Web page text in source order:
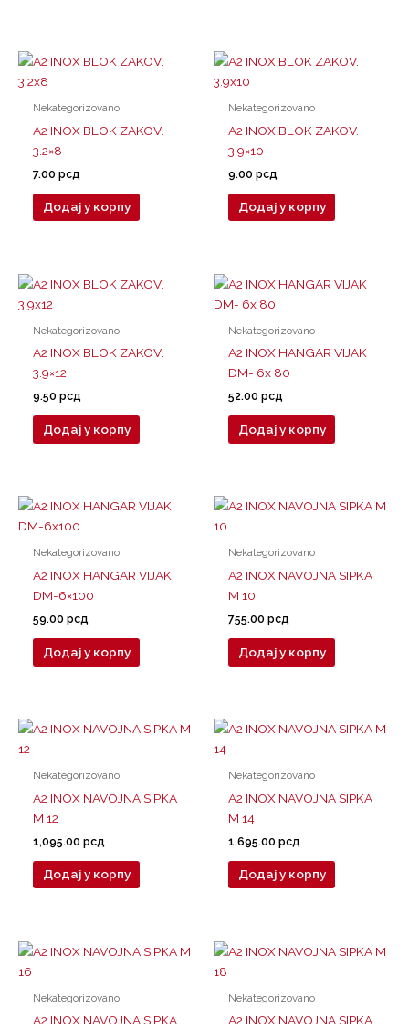
Nekategorizovano
A2 INOX BLOK ZAKOV.
3.2×8
7.00рсд
Додај у корпу
Nekategorizovano
A2 INOX BLOK ZAKOV.
3.9×10
9.00рсд
Додај у корпу
Nekategorizovano
A2 INOX BLOK ZAKOV.
3.9×12
9.50рсд
Додај у корпу
Nekategorizovano
A2 INOX HANGAR VIJAK
DM- 6x 80
52.00рсд
Додај у корпу
Nekategorizovano
A2 INOX HANGAR VIJAK
DM-6×100
59.00рсд
Додај у корпу
Nekategorizovano
A2 INOX NAVOJNA SIPKA
M 10
755.00рсд
Додај у корпу
Nekategorizovano
A2 INOX NAVOJNA SIPKA
M 12
1,095.00рсд
Додај у корпу
Nekategorizovano
A2 INOX NAVOJNA SIPKA
M 14
1,695.00рсд
Додај у корпу
Nekategorizovano
A2 INOX NAVOJNA SIPKA
Nekategorizovano
A2 INOX NAVOJNA SIPKA